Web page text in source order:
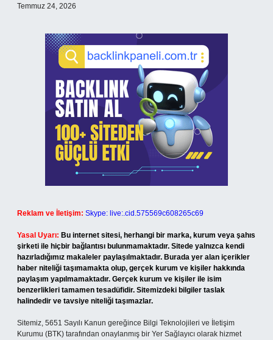
Temmuz 24, 2026
Reklam ve İletişim: Skype: live:.cid.575569c608265c69
Yasal Uyarı: Bu internet sitesi, herhangi bir marka, kurum veya şahıs
şirketi ile hiçbir bağlantısı bulunmamaktadır. Sitede yalnızca kendi
hazırladığımız makaleler paylaşılmaktadır. Burada yer alan içerikler
haber niteliği taşımamakta olup, gerçek kurum ve kişiler hakkında
paylaşım yapılmamaktadır. Gerçek kurum ve kişiler ile isim
benzerlikleri tamamen tesadüfidir. Sitemizdeki bilgiler taslak
halindedir ve tavsiye niteliği taşımazlar.
Sitemiz, 5651 Sayılı Kanun gereğince Bilgi Teknolojileri ve İletişim
Kurumu (BTK) tarafından onaylanmış bir Yer Sağlayıcı olarak hizmet